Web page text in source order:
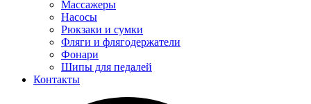
Массажеры
Насосы
Рюкзаки и сумки
Фляги и флягодержатели
Фонари
Шипы для педалей
Контакты